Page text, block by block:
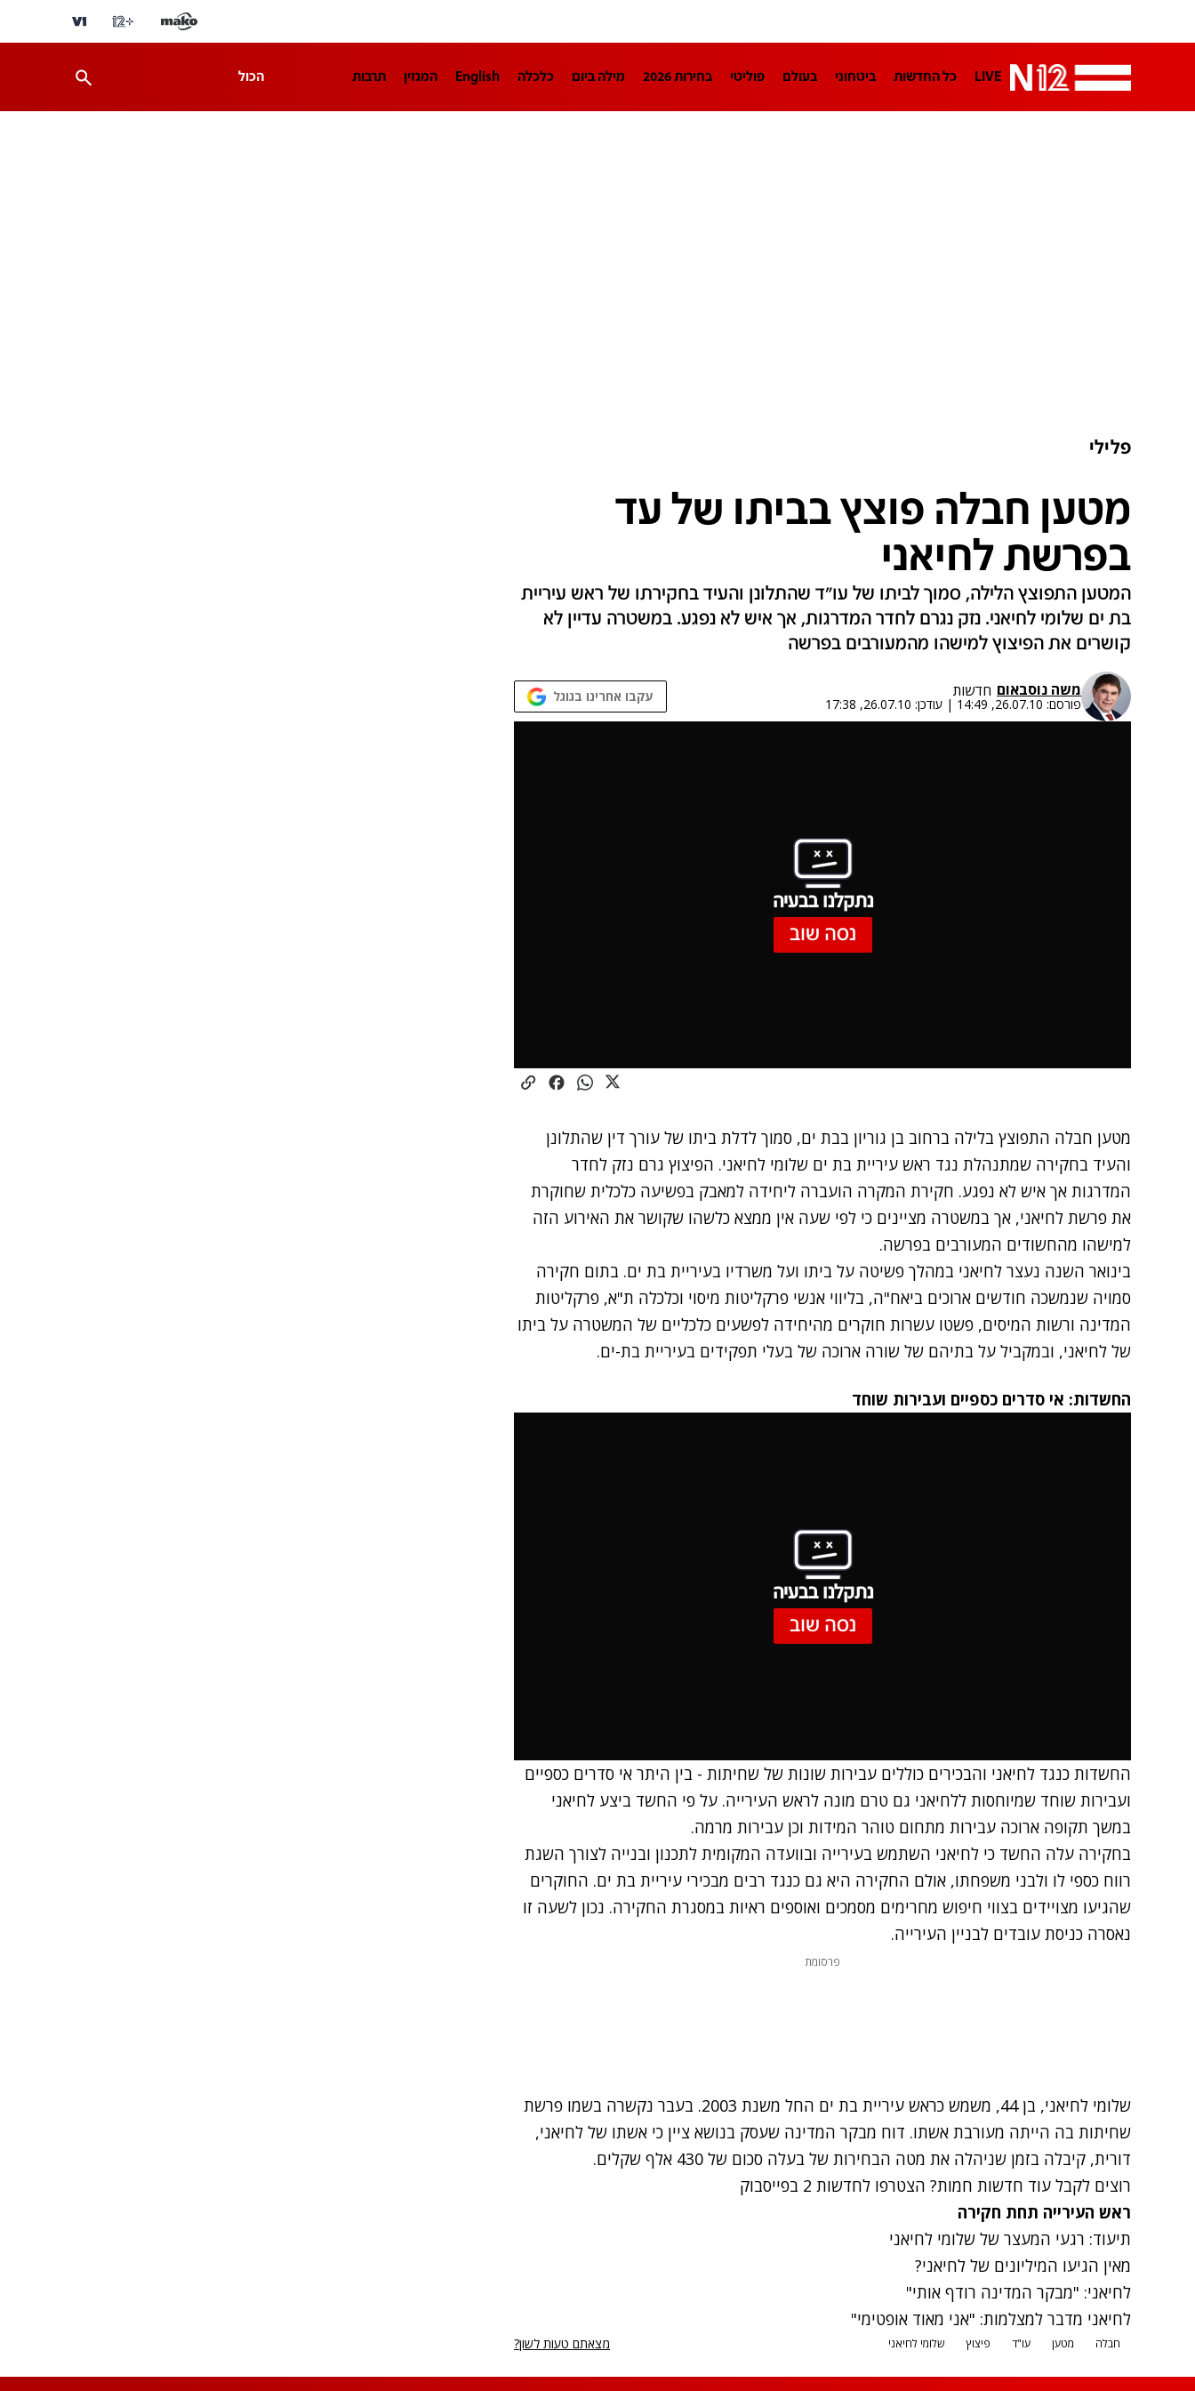
LIVE כל החדשות ביטחוני בעולם פוליטי בחירות 2026 מילה ביום כלכלה English המגזין תרבות הכול
פלילי
מטען חבלה פוצץ בביתו של עד
בפרשת לחיאני
המטען התפוצץ הלילה, סמוך לביתו של עו"ד שהתלונן והעיד בחקירתו של ראש עיריית
בת ים שלומי לחיאני. נזק נגרם לחדר המדרגות, אך איש לא נפגע. במשטרה עדיין לא
קושרים את הפיצוץ למישהו מהמעורבים בפרשה
משה נוסבאום חדשות
פורסם: 26.07.10, 14:49
| עודכן: 26.07.10, 17:38 עקבו אחרינו בגוגל
נתקלנו בבעיה
נסה שוב
מטען חבלה התפוצץ בלילה ברחוב בן גוריון בבת ים, סמוך לדלת ביתו של עורך דין שהתלונן
והעיד בחקירה שמתנהלת נגד ראש עיריית בת ים שלומי לחיאני. הפיצוץ גרם נזק לחדר
המדרגות אך איש לא נפגע. חקירת המקרה הועברה ליחידה למאבק בפשיעה כלכלית שחוקרת
את פרשת לחיאני, אך במשטרה מציינים כי לפי שעה אין ממצא כלשהו שקושר את האירוע הזה
למישהו מהחשודים המעורבים בפרשה.
בינואר השנה נעצר לחיאני במהלך פשיטה על ביתו ועל משרדיו בעיריית בת ים. בתום חקירה
סמויה שנמשכה חודשים ארוכים ביאח"ה, בליווי אנשי פרקליטות מיסוי וכלכלה ת"א, פרקליטות
המדינה ורשות המיסים, פשטו עשרות חוקרים מהיחידה לפשעים כלכליים של המשטרה על ביתו
של לחיאני, ובמקביל על בתיהם של שורה ארוכה של בעלי תפקידים בעיריית בת-ים.
החשדות: אי סדרים כספיים ועבירות שוחד
נתקלנו בבעיה
נסה שוב
החשדות כנגד לחיאני והבכירים כוללים עבירות שונות של שחיתות - בין היתר אי סדרים כספיים
ועבירות שוחד שמיוחסות ללחיאני גם טרם מונה לראש העירייה. על פי החשד ביצע לחיאני
במשך תקופה ארוכה עבירות מתחום טוהר המידות וכן עבירות מרמה.
בחקירה עלה החשד כי לחיאני השתמש בעירייה ובוועדה המקומית לתכנון ובנייה לצורך השגת
רווח כספי לו ולבני משפחתו, אולם החקירה היא גם כנגד רבים מבכירי עיריית בת ים. החוקרים
שהגיעו מצויידים בצווי חיפוש מחרימים מסמכים ואוספים ראיות במסגרת החקירה. נכון לשעה זו
נאסרה כניסת עובדים לבניין העירייה.
פרסומת
שלומי לחיאני, בן 44, משמש כראש עיריית בת ים החל משנת 2003. בעבר נקשרה בשמו פרשת
שחיתות בה הייתה מעורבת אשתו. דוח מבקר המדינה שעסק בנושא ציין כי אשתו של לחיאני,
דורית, קיבלה בזמן שניהלה את מטה הבחירות של בעלה סכום של 430 אלף שקלים.
רוצים לקבל עוד חדשות חמות? הצטרפו לחדשות 2 בפייסבוק
ראש העירייה תחת חקירה
תיעוד: רגעי המעצר של שלומי לחיאני
מאין הגיעו המיליונים של לחיאני?
לחיאני: "מבקר המדינה רודף אותי"
לחיאני מדבר למצלמות: "אני מאוד אופטימי"
חבלה מטען עו"ד פיצוץ שלומי לחיאני מצאתם טעות לשון?